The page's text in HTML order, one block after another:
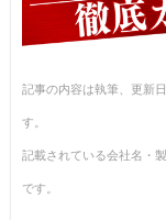
記事の内容は執筆、更新
す。
記載されている会社名・
です。